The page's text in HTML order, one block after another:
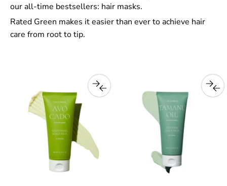
our all-time bestsellers: hair masks.
Rated Green makes it easier than ever to achieve hair
care from root to tip.